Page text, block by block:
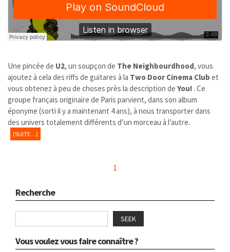
Une pincée de U2, un soupçon de The Neighbourdhood, vous
ajoutez à cela des riffs de guitares à la Two Door Cinema Club et
vous obtenez à peu de choses près la description de You! . Ce
groupe français originaire de Paris parvient, dans son album
éponyme (sorti il y a maintenant 4 ans), à nous transporter dans
des univers totalement différents d’un morceau à l’autre.
(SUITE…)
1
Recherche
SEEK
Vous voulez vous faire connaître ?